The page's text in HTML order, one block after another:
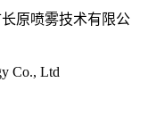
原喷雾技术有限公
Co., Ltd